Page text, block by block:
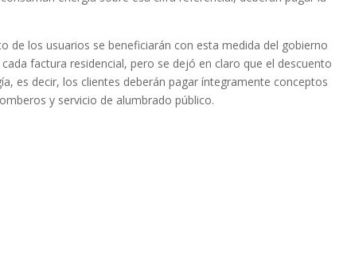
de los usuarios se beneficiarán con esta medida del gobierno
factura residencial, pero se dejó en claro que el descuento
es decir, los clientes deberán pagar íntegramente conceptos
y servicio de alumbrado público.